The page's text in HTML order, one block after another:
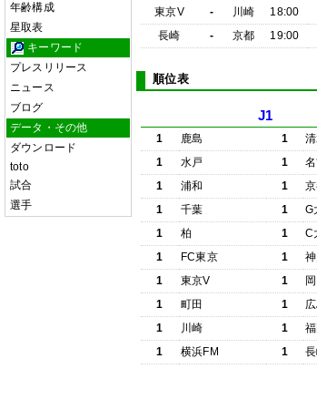
年齢構成
星取表
キーワード
プレスリリース
ニュース
ブログ
データ・その他
ダウンロード
toto
試合
選手
東京V
- 川崎 18:00
長崎
- 京都 19:00
順位表
J1
1 鹿島 1
1
水戸 1
1
浦和 1
1
千葉 1
G
1
柏 1
C
1
FC東京 1
1
東京V 1
1
町田 1
1
川崎 1
1
横浜FM 1